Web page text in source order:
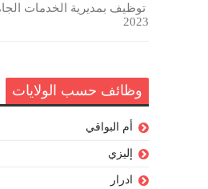
توظيف بمديرية الخدمات
2023
وظائف حسب الولايات
أم البواقي
إليزي
ادرار